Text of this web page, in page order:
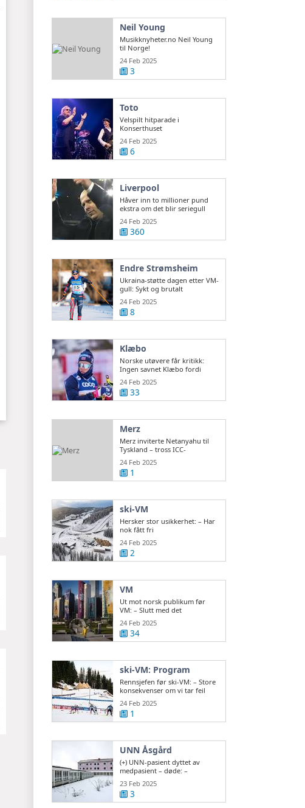
Neil Young
Musikknyheter.no Neil Young
til Norge!
24 Feb 2025
3
Toto
Velspilt hitparade i
Konserthuset
24 Feb 2025
6
Liverpool
Håver inn to millioner pund
ekstra om det blir seriegull
24 Feb 2025
360
Endre Strømsheim
Ukraina-støtte dagen etter VM-
gull: Sykt og brutalt
24 Feb 2025
8
Klæbo
Norske utøvere får kritikk:
Ingen savnet Klæbo fordi
Northug var der
24 Feb 2025
33
Merz
Merz inviterte Netanyahu til
Tyskland – tross ICC-
arrestordre
24 Feb 2025
1
ski-VM
Hersker stor usikkerhet: – Har
nok fått fri
24 Feb 2025
2
VM
Ut mot norsk publikum før
VM: – Slutt med det
24 Feb 2025
34
ski-VM: Program
Rennsjefen før ski-VM: – Store
konsekvenser om vi tar feil
valg
24 Feb 2025
1
UNN Åsgård
(+) UNN-pasient dyttet av
medpasient – døde: –
Vanskelig å sikre ...
23 Feb 2025
3